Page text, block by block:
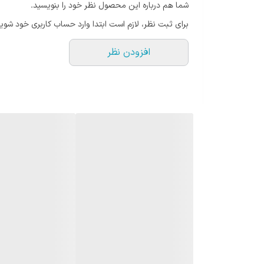
شما هم درباره این محصول نظر خود را بنویسید.
برای ثبت نظر، لازم است ابتدا وارد حساب کاربری خود
افزودن نظر